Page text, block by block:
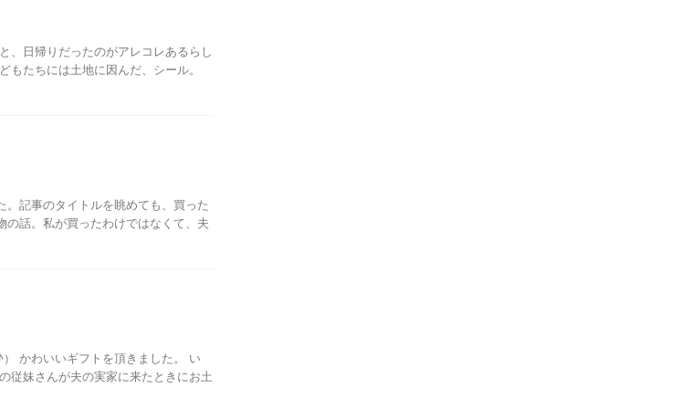
、日帰りだったのがアレコレあるらし
もたちには土地に因んだ、シール。
記事のタイトルを眺めても、買った
話。私が買ったわけではなくて、夫
かわいいギフトを頂きました。 い
従妹さんが夫の実家に来たときにお土